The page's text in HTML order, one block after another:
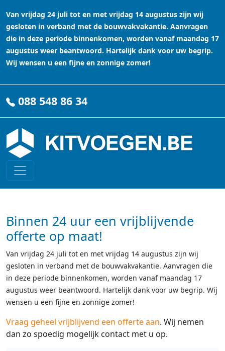
Van vrijdag 24 juli tot en met vrijdag 14 augustus zijn wij
gesloten in verband met de bouwvakvakantie. Aanvragen
die in deze periode binnenkomen, worden vanaf maandag 17
augustus weer beantwoord. Hartelijk dank voor uw begrip.
Wij wensen u een fijne en zonnige zomer!
088 548 86 34
Binnen 24 uur een vrijblijvende
offerte op maat!
Van vrijdag 24 juli tot en met vrijdag 14 augustus zijn wij
gesloten in verband met de bouwvakvakantie. Aanvragen die
in deze periode binnenkomen, worden vanaf maandag 17
augustus weer beantwoord. Hartelijk dank voor uw begrip. Wij
wensen u een fijne en zonnige zomer!
Vraag geheel vrijblijvend een offerte aan. Wij nemen
dan zo spoedig mogelijk contact met u op.